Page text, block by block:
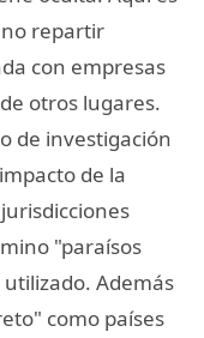
repartir
con empresas
otros lugares.
de investigación
de la
"paraísos
Además
como países